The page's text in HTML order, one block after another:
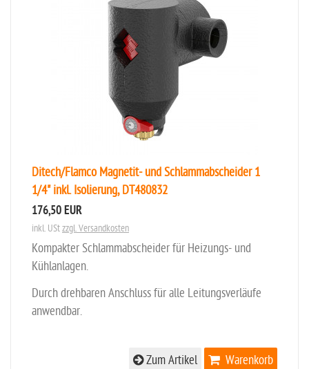
Ditech/Flamco Magnetit- und Schlammabscheider 1
1/4" inkl. Isolierung, DT480832
176,50 EUR
inkl. UStzzgl. Versandkosten
Kompakter Schlammabscheider für Heizungs- und
Kühlanlagen.
Durch drehbaren Anschluss für alle Leitungsverläufe
anwendbar.
Warenkorb
Zum Artikel